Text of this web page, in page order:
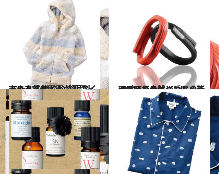
2015.1.24
あの人気美容家が愛用している 心地いい快眠アイテムって？
ライフスタイル 2014.6.8
アプリで歩数や睡眠を管理するリストバンドの新モデルをお試し
ライフスタイル